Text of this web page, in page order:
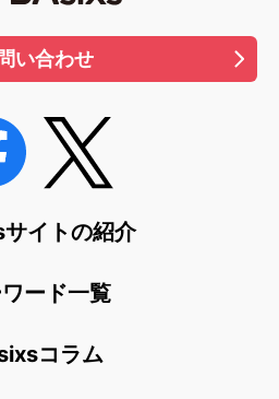
い合わせ
イトの紹介
ード一覧
コラム